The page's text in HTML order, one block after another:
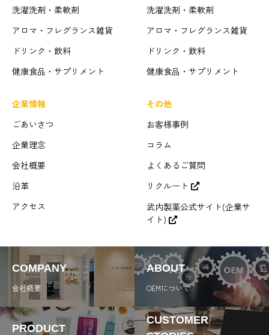
洗濯洗剤・柔軟剤
アロマ・フレグランス雑貨
ドリンク・飲料
健康食品・サプリメント
洗濯洗剤・柔軟剤
アロマ・フレグランス雑貨
ドリンク・飲料
健康食品・サプリメント
企業情報
ごあいさつ
企業理念
会社概要
沿革
アクセス
その他
お客様事例
コラム
よくあるご質問
リクルート
武内製薬公式サイト(企業サ
イト)
COMPANY
会社概要
ABOUT
OEMについて
PRODUCT
CUSTOMER